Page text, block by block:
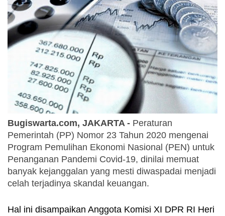
Bugiswarta.com, JAKARTA - Peraturan
Pemerintah (PP) Nomor 23 Tahun 2020 mengenai
Program Pemulihan Ekonomi Nasional (PEN) untuk
Penanganan Pandemi Covid-19, dinilai memuat
banyak kejanggalan yang mesti diwaspadai menjadi
celah terjadinya skandal keuangan.
Hal ini disampaikan Anggota Komisi XI DPR RI Heri